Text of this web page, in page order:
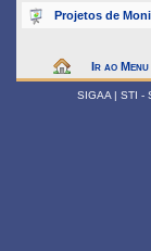
Projetos de
Ir ao Menu
SIGAA | STI -